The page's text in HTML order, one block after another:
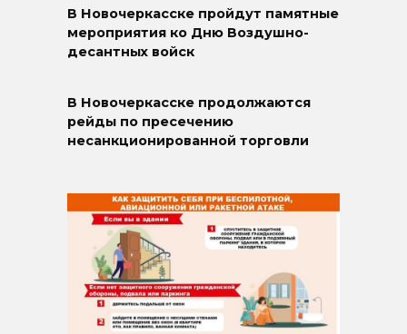
В Новочеркасске пройдут памятные
мероприятия ко Дню Воздушно-
десантных войск
В Новочеркасске продолжаются
рейды по пресечению
несанкционированной торговли